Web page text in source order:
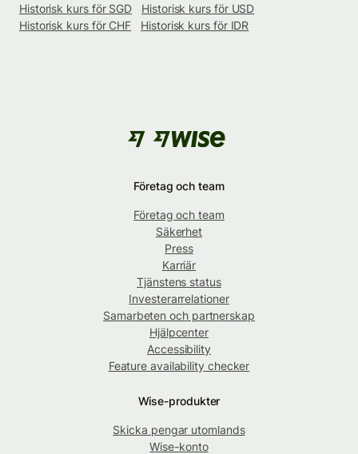
Historisk kurs för SGD
Historisk kurs för USD
Historisk kurs för CHF
Historisk kurs för IDR
Företag och team
Företag och team
Säkerhet
Press
Karriär
Tjänstens status
Investerarrelationer
Samarbeten och partnerskap
Hjälpcenter
Accessibility
Feature availability checker
Wise-produkter
Skicka pengar utomlands
Wise-konto